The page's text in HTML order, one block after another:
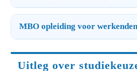
MBO opleiding voor werkenden
Uitleg over